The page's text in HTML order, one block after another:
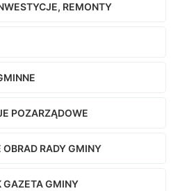
REMONTY
POZARZĄDOWE
RADY GMINY
GAZETA GMINY